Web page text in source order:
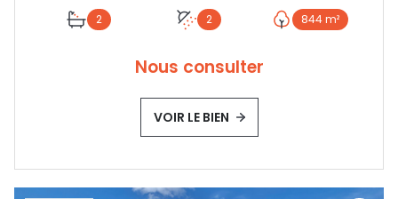
2 2 844 m²
Nous consulter
VOIR LE BIEN